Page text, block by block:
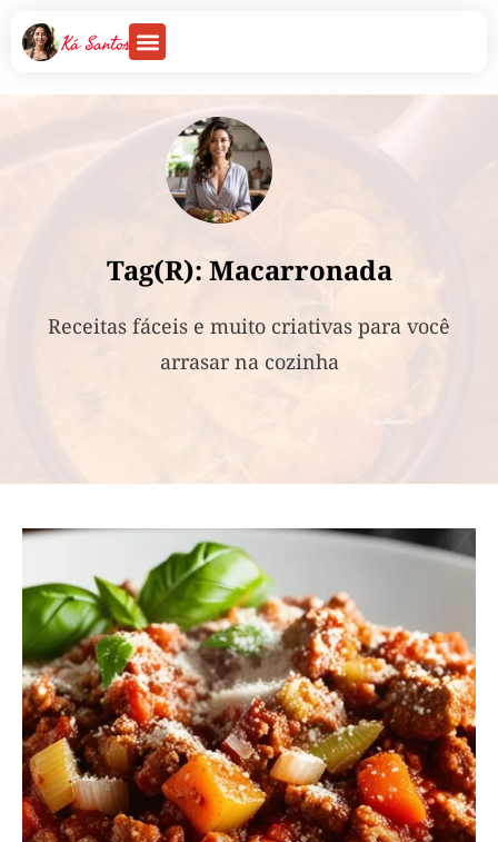
Tag(R): Macarronada
Receitas fáceis e muito criativas para você
arrasar na cozinha